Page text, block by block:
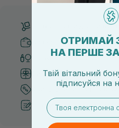
Безкоштовна доставка
Безпечні способи оплати
Тільки оригінальна
Система бонусів та
Кращі ціни та топ товари
Рекомендації від
ОТРИМАЙ
НА ПЕРШЕ
Твій вітальний
підписуйся на
email